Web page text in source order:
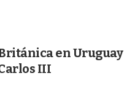
en Uruguay
III